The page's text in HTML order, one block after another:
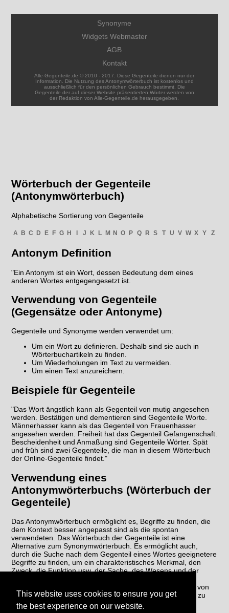
This website uses cookies to ensure you get
the best experience on our website.
Synonyme
Widgets Webmaster
AGB
Kontakt
Alle-Gegenteile.de © 2010 - 2017. Diese Gegenteile dienen nur der
Information. Die Nutzung des Antonymwörterbuch ist kostenlos und
ausschließlich für den persönlichen Gebrauch bestimmt. Die
Gegenteile der auf dieser Website präsentierten Wörter werden von
der Redaktion von Alle-Gegenteile.de herausgegeben.
Wörterbuch der Gegenteile
(Antonymwörterbuch)
Alphabetische Sortierung von Gegenteile
A B C D E F G H I J K L M N O P Q R S T U V W X Y Z
Antonym Definition
"Ein Antonym ist ein Wort, dessen Bedeutung dem eines
anderen Wortes entgegengesetzt ist.
Verwendung von Gegenteile
(Gegensätze oder Antonyme)
Gegenteile und Synonyme werden verwendet um:
Um ein Wort zu definieren. Deshalb sind sie auch in
Wörterbuchartikeln zu finden.
Um Wiederholungen im Text zu vermeiden.
Um einen Text anzureichern.
Beispiele für Gegenteile
"Das Wort ängstlich kann als Gegenteil von mutig angesehen
werden. Bestätigen und dementieren sind Gegenteile Worte.
Männerhasser kann als das Gegenteil von Frauenhasser
angesehen werden. Freiheit hat das Gegenteil Gefangenschaft.
Bescheidenheit und Anmaßung sind Gegenteile Wörter. Spät
und früh sind zwei Gegenteile, die man in diesem Wörterbuch
der Online-Gegenteile findet."
Verwendung eines
Antonymwörterbuchs (Wörterbuch der
Gegenteile)
Das Antonymwörterbuch ermöglicht es, Begriffe zu finden, die
dem Kontext besser angepasst sind als die spontan
verwendeten. Das Wörterbuch der Gegenteile ist eine
Alternative zum Synonymwörterbuch. Es ermöglicht auch,
durch die Suche nach dem Gegenteil eines Wortes geeignetere
Begriffe zu finden, um ein charakteristisches Merkmal, den
Zweck, die Funktion usw. der Sache, des Wesens und der
Wörterbuch ermöglicht es schließlich, eine Wiederholung von
Wörtern im selben Text zu vermeiden, um den Schreibstil zu
verbessern.